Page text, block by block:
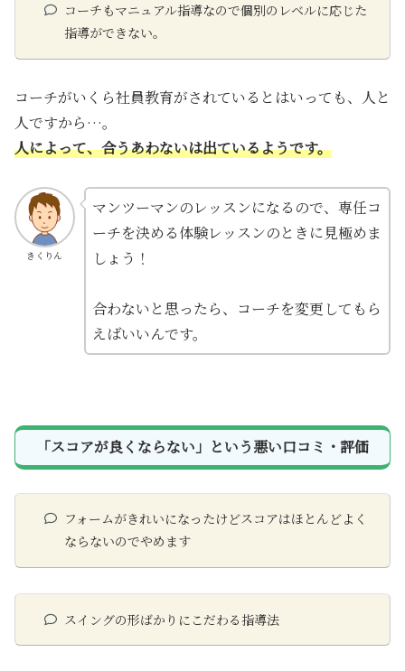
コーチもマニュアル指導なので個別のレベルに応じた
指導ができない。
コーチがいくら社員教育がされているとはいっても、人と
人ですから…。
人によって、合うあわないは出ているようです。
きくりん
マンツーマンのレッスンになるので、専任コ
ーチを決める体験レッスンのときに見極めま
しょう！
合わないと思ったら、コーチを変更してもら
えばいいんです。
「スコアが良くならない」という悪い口コミ・評価
フォームがきれいになったけどスコアはほとんどよく
ならないのでやめます
スイングの形ばかりにこだわる指導法